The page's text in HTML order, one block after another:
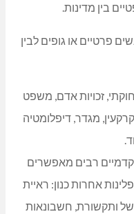
בין מדינות.
פרטיים או גופים לבין
זכויות אדם, משפט
מגדר, דיפלומטיה
רבים מאפשרים
אחרות כנון: ראיית
ותקשורת, חשבונאות